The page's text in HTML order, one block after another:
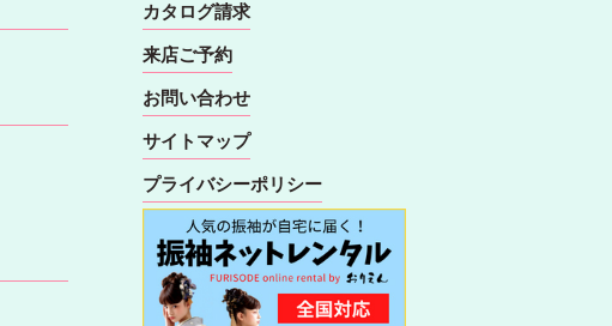
カタログ請求
来店ご予約
お問い合わせ
サイトマップ
プライバシーポリシー